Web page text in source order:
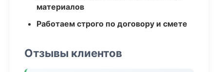
материалов
Работаем строго по договору и смете
Отзывы клиентов